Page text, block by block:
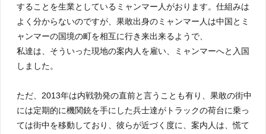
することを生業としているミャンマー人がおります。仕組みは
よく分からないのですが、果敢出身のミャンマー人は中国とミ
ャンマーの国境の町を相互に行き来出来るようで、
私達は、そういった現地の案内人を雇い、ミャンマーへと入国
しました。
ただ、2013年は内戦勃発の直前と言うことも有り、果敢の街中
には定期的に機関銃を手にした兵士達がトラックの荷台に乗っ
ては街中を移動しており、彼らが近づく度に、案内人は、慌て